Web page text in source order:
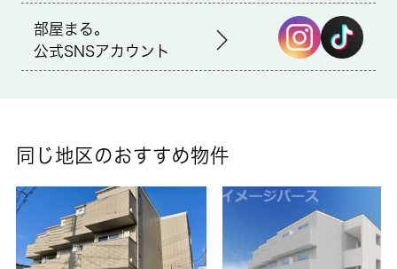
備考
辺でゲットしましょう。住まいに関する事なら、 城南コミュニ
部屋まる。
公式SNSアカウント
同じ地区のおすすめ物件